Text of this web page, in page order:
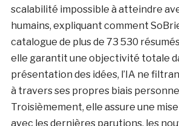
scalabilité impossible à atteindre
humains, expliquant comment
catalogue de plus de 73 530
elle garantit une objectivité totale
présentation des idées, l’IA ne
à travers ses propres biais
Troisièmement, elle assure une
avec les dernières parutions, les